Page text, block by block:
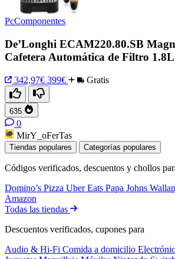
PcComponentes
De’Longhi ECAM220.80.SB
Cafetera Automática de Filtro
342,97€ 399€ Gratis
635
0
MirY_oFerTas
Tiendas populares Categorías populares
Códigos verificados, descuentos y chollos
Domino’s Pizza Uber Eats Papa Johns
Amazon
Todas las tiendas
Descuentos verificados, cupones para
Audio & Hi-Fi Comida a domicilio